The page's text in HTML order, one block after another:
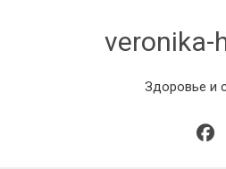
veronika-
Здоровье и